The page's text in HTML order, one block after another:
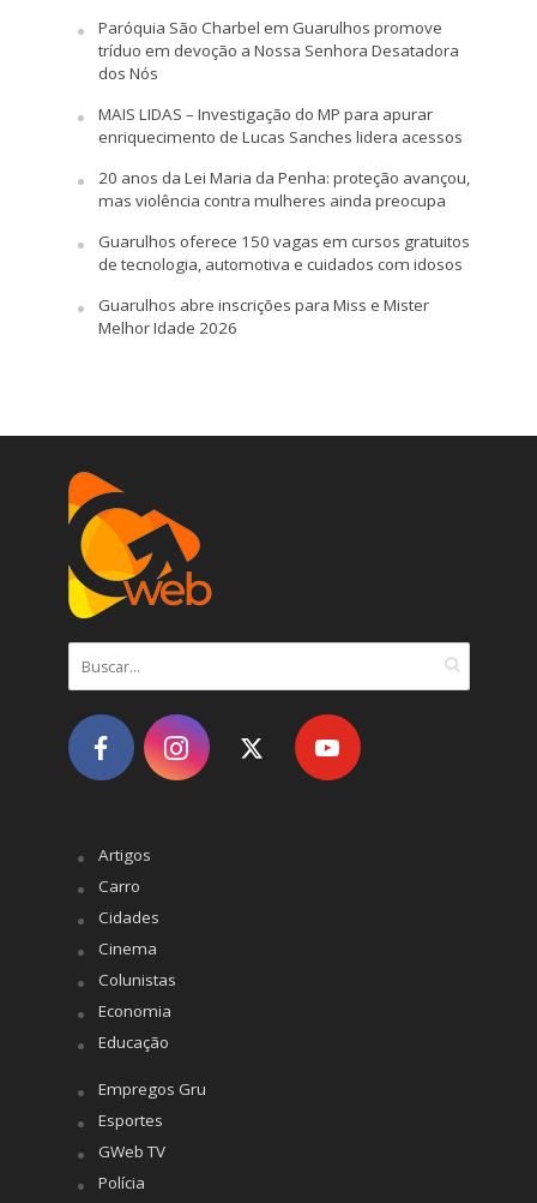
Paróquia São Charbel em Guarulhos promove
tríduo em devoção a Nossa Senhora Desatadora
dos Nós
MAIS LIDAS – Investigação do MP para apurar
enriquecimento de Lucas Sanches lidera acessos
20 anos da Lei Maria da Penha: proteção avançou,
mas violência contra mulheres ainda preocupa
Guarulhos oferece 150 vagas em cursos gratuitos
de tecnologia, automotiva e cuidados com idosos
Guarulhos abre inscrições para Miss e Mister
Melhor Idade 2026
Artigos
Carro
Cidades
Cinema
Colunistas
Economia
Educação
Empregos Gru
Esportes
GWeb TV
Polícia